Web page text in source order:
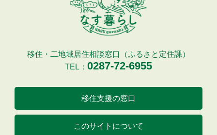
移住・二地域居住相談窓口（ふるさと定住課）
TEL： 0287-72-6955
移住支援の窓口
このサイトについて